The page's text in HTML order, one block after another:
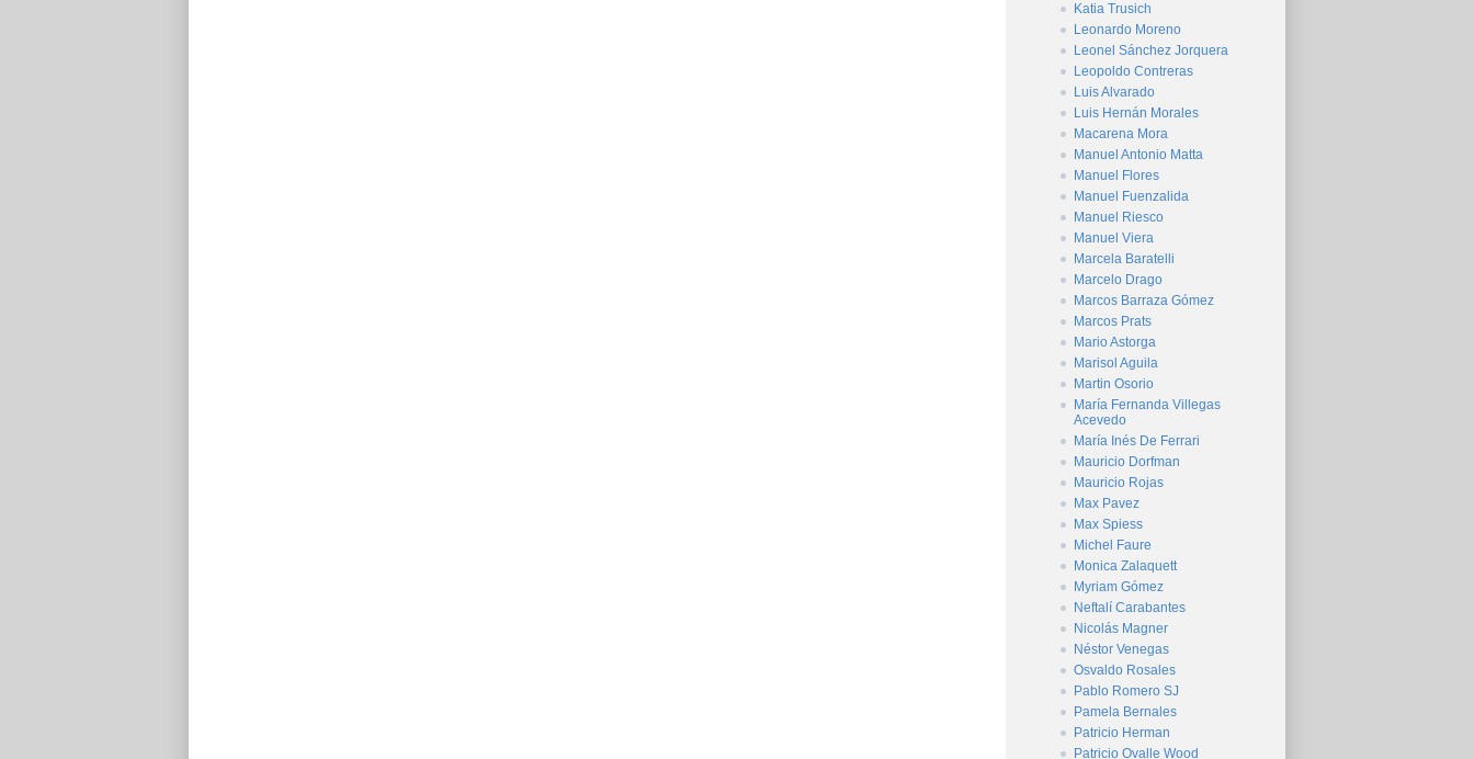
Katia Trusich
Leonardo Moreno
Leonel Sánchez Jorquera
Leopoldo Contreras
Luis Alvarado
Luis Hernán Morales
Macarena Mora
Manuel Antonio Matta
Manuel Flores
Manuel Fuenzalida
Manuel Riesco
Manuel Viera
Marcela Baratelli
Marcelo Drago
Marcos Barraza Gómez
Marcos Prats
Mario Astorga
Marisol Aguila
Martin Osorio
María Fernanda Villegas
Acevedo
María Inés De Ferrari
Mauricio Dorfman
Mauricio Rojas
Max Pavez
Max Spiess
Michel Faure
Monica Zalaquett
Myriam Gómez
Neftalí Carabantes
Nicolás Magner
Néstor Venegas
Osvaldo Rosales
Pablo Romero SJ
Pamela Bernales
Patricio Herman
Patricio Ovalle Wood